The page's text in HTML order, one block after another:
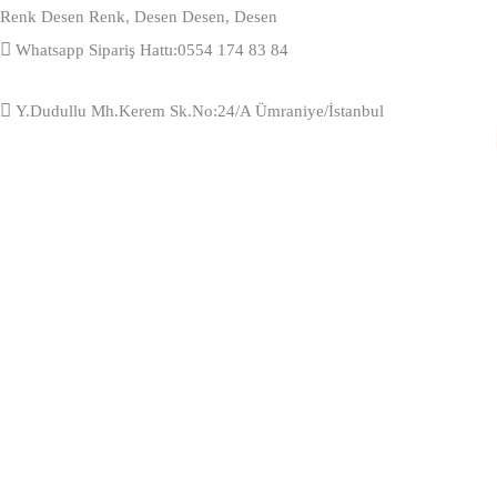
Renk Desen Renk, Desen Desen, Desen
Whatsapp Sipariş Hattı:0554 174 83 84
Y.Dudullu Mh.Kerem Sk.No:24/A Ümraniye/İstanbul